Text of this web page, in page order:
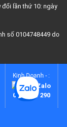
lần thứ 10: ngày
số 0104748449 do
Kinh Doanh - :
0933 981 290